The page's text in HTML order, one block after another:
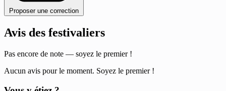
Proposer une correction
Avis des festivaliers
Pas encore de note — soyez le premier !
Aucun avis pour le moment. Soyez le premier !